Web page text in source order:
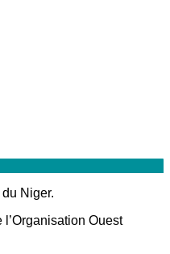
Niger.
Ouest